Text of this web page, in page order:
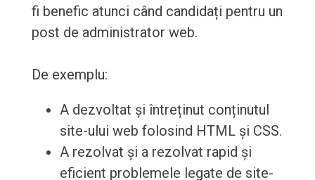
fi benefic atunci când candidați pentru un
post de administrator web.
De exemplu:
A dezvoltat și întreținut conținutul
site-ului web folosind HTML și CSS.
A rezolvat și a rezolvat rapid și
eficient problemele legate de site-